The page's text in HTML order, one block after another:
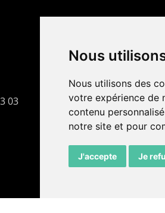
Nous
Nous utilisons des
votre expérience de
contenu
notre site et pour
J'accepte Je
03